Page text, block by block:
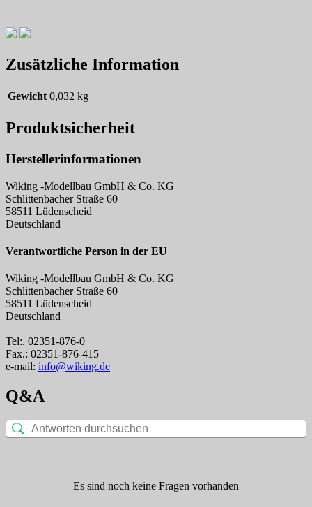
Zusätzliche Information
Gewicht 0,032 kg
Produktsicherheit
Herstellerinformationen
Wiking -Modellbau GmbH & Co. KG
Schlittenbacher Straße 60
58511 Lüdenscheid
Deutschland
Verantwortliche Person in der EU
Wiking -Modellbau GmbH & Co. KG
Schlittenbacher Straße 60
58511 Lüdenscheid
Deutschland
Tel:. 02351-876-0
Fax.: 02351-876-415
e-mail: info@wiking.de
Q&A
Es sind noch keine Fragen vorhanden